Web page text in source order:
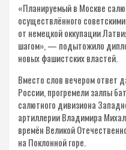
«Планируемый в Москве
осуществлённого
от немецкой оккупации
шагом», — подытожило
новых фашистских властей.
Вместо слов вечером ответ
России, прогремели залпы
салютного дивизиона
артиллерии Владимира
времён Великой
на Поклонной горе.